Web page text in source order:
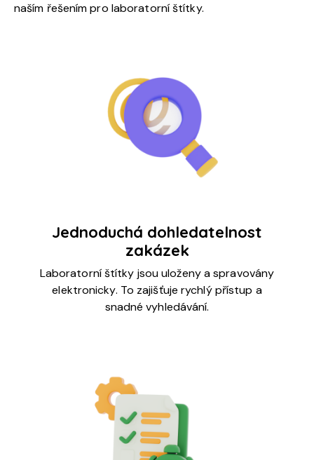
naším řešením pro laboratorní štítky.
Jednoduchá dohledatelnost
zakázek
Laboratorní štítky jsou uloženy a spravovány
elektronicky. To zajišťuje rychlý přístup a
snadné vyhledávání.